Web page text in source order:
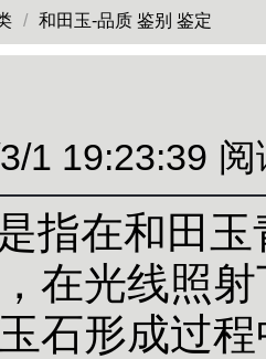
/ 和田玉-品质 鉴别 鉴定
1 19:23:39
在和田玉
在光线照
石形成过